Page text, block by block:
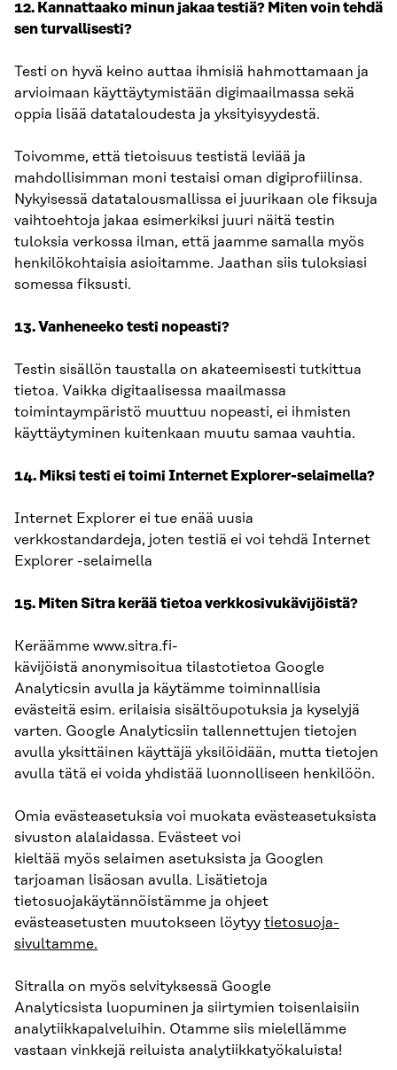
12. Kannattaako minun jakaa testiä? Miten voin tehdä
sen turvallisesti?
Testi on hyvä keino auttaa ihmisiä hahmottamaan ja
arvioimaan käyttäytymistään digimaailmassa sekä
oppia lisää datataloudesta ja yksityisyydestä.
Toivomme, että tietoisuus testistä leviää ja
mahdollisimman moni testaisi oman digiprofiilinsa.
Nykyisessä datatalousmallissa ei juurikaan ole fiksuja
vaihtoehtoja jakaa esimerkiksi juuri näitä testin
tuloksia verkossa ilman, että jaamme samalla myös
henkilökohtaisia asioitamme. Jaathan siis tuloksiasi
somessa fiksusti.
13. Vanheneeko testi nopeasti?
Testin sisällön taustalla on akateemisesti tutkittua
tietoa. Vaikka digitaalisessa maailmassa
toimintaympäristö muuttuu nopeasti, ei ihmisten
käyttäytyminen kuitenkaan muutu samaa vauhtia.
14. Miksi testi ei toimi Internet Explorer-selaimella?
Internet Explorer ei tue enää uusia
verkkostandardeja, joten testiä ei voi tehdä Internet
Explorer -selaimella
15. Miten Sitra kerää tietoa verkkosivukävijöistä?
Keräämme www.sitra.fi-
kävijöistä anonymisoitua tilastotietoa Google
Analyticsin avulla ja käytämme toiminnallisia
evästeitä esim. erilaisia sisältöupotuksia ja kyselyjä
varten. Google Analyticsiin tallennettujen tietojen
avulla yksittäinen käyttäjä yksilöidään, mutta tietojen
avulla tätä ei voida yhdistää luonnolliseen henkilöön.
Omia evästeasetuksia voi muokata evästeasetuksista
sivuston alalaidassa. Evästeet voi
kieltää myös selaimen asetuksista ja Googlen
tarjoaman lisäosan avulla. Lisätietoja
tietosuojakäytännöistämme ja ohjeet
evästeasetusten muutokseen löytyy tietosuoja-
sivultamme.
Sitralla on myös selvityksessä Google
Analyticsista luopuminen ja siirtymien toisenlaisiin
analytiikkapalveluihin. Otamme siis mielellämme
vastaan vinkkejä reiluista analytiikkatyökaluista!